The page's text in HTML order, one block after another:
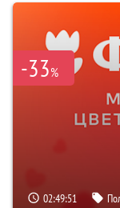
-33%
02:49:50